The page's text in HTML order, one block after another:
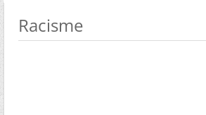
Racisme